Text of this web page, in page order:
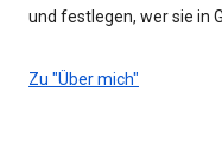
und festlegen, wer sie in
Zu "Über mich"